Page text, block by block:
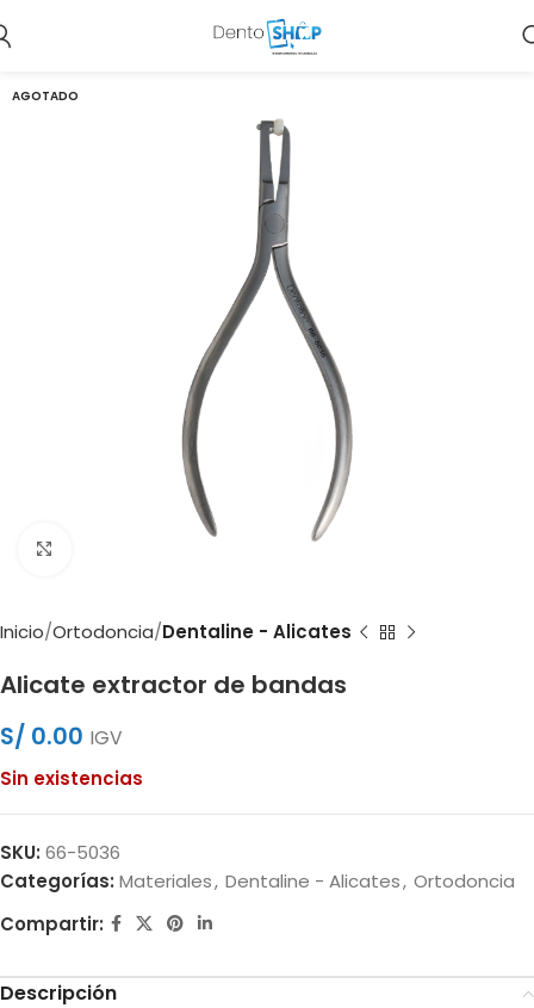
AGOTADO
Inicio Ortodoncia Dentaline - Alicates
Alicate extractor de bandas
S/ 0.00 IGV
Sin existencias
SKU: 66-5036
Categorías: Materiales, Dentaline - Alicates, Ortodoncia
Compartir:
Descripción